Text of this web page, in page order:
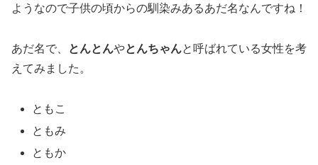
ようなので子供の頃からの馴染みあるあだ名なんですね！
あだ名で、 とんとんやとんちゃんと呼ばれている女性を考
えてみました。
ともこ
ともみ
ともか